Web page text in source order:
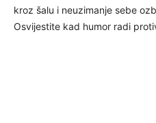
kroz šalu i neuzimanje sebe
Osvijestite kad humor radi